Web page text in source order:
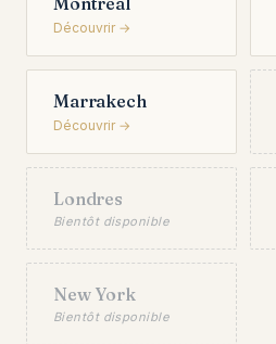
Découvrir →
Marrakech
Découvrir →
Londres
Bientôt disponible
New York
Bientôt disponible